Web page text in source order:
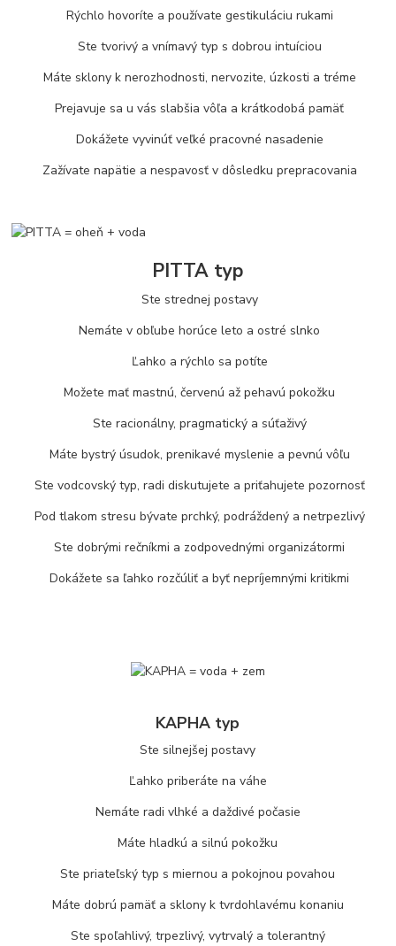
Rýchlo hovoríte a používate gestikuláciu rukami
Ste tvorivý a vnímavý typ s dobrou intuíciou
Máte sklony k nerozhodnosti, nervozite, úzkosti a tréme
Prejavuje sa u vás slabšia vôľa a krátkodobá pamäť
Dokážete vyvinúť veľké pracovné nasadenie
Zažívate napätie a nespavosť v dôsledku prepracovania
PITTA typ
Ste strednej postavy
Nemáte v obľube horúce leto a ostré slnko
Ľahko a rýchlo sa potíte
Možete mať mastnú, červenú až pehavú pokožku
Ste racionálny, pragmatický a súťaživý
Máte bystrý úsudok, prenikavé myslenie a pevnú vôľu
Ste vodcovský typ, radi diskutujete a priťahujete pozornosť
Pod tlakom stresu bývate prchký, podráždený a netrpezlivý
Ste dobrými rečníkmi a zodpovednými organizátormi
Dokážete sa ľahko rozčúliť a byť nepríjemnými kritikmi
KAPHA typ
Ste silnejšej postavy
Ľahko priberáte na váhe
Nemáte radi vlhké a daždivé počasie
Máte hladkú a silnú pokožku
Ste priateľský typ s miernou a pokojnou povahou
Máte dobrú pamäť a sklony k tvrdohlavému konaniu
Ste spoľahlivý, trpezlivý, vytrvalý a tolerantný